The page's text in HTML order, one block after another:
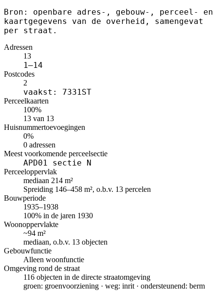
Bron: openbare adres-, gebouw-, perceel- en
kaartgegevens van de overheid, samengevat
per straat.
Adressen
13
1–14
Postcodes
2
vaakst: 7331ST
Perceelkaarten
100%
13 van 13
Huisnummertoevoegingen
0%
0 adressen
Meest voorkomende perceelsectie
APD01 sectie N
Perceeloppervlak
mediaan 214 m²
Spreiding 146–458 m², o.b.v. 13 percelen
Bouwperiode
1935–1938
100% in de jaren 1930
Woonoppervlakte
~94 m²
mediaan, o.b.v. 13 objecten
Gebouwfunctie
Alleen woonfunctie
Omgeving rond de straat
116 objecten in de directe straatomgeving
groen: groenvoorziening · weg: inrit · ondersteunend: berm